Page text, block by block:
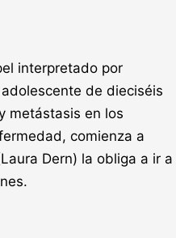
interpretado por
de dieciséis
metástasis en los
comienza a
Dern) la obliga a ir a